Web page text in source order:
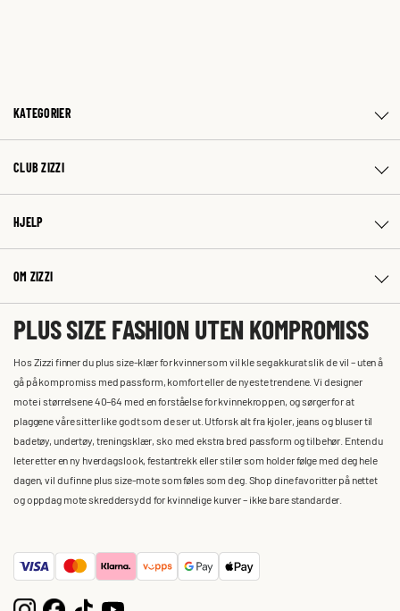
KATEGORIER
CLUB ZIZZI
HJELP
OM ZIZZI
PLUS SIZE FASHION UTEN KOMPROMISS
Hos Zizzi finner du plus size-klær for kvinner som vil kle seg akkurat slik de vil – uten å
gå på kompromiss med passform, komfort eller de nyeste trendene. Vi designer
mote i størrelsene 40–64 med en forståelse for kvinnekroppen, og sørger for at
plaggene våre sitter like godt som de ser ut. Utforsk alt fra kjoler, jeans og bluser til
badetøy, undertøy, treningsklær, sko med ekstra bred passform og tilbehør. Enten du
leter etter en ny hverdagslook, festantrekk eller stiler som holder følge med deg hele
dagen, vil du finne plus size-mote som føles som deg. Shop dine favoritter på nettet
og oppdag mote skreddersydd for kvinnelige kurver – ikke bare standarder.